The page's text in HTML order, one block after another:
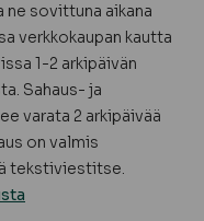
sovittuna aikana
verkkokaupan kautta
1-2 arkipäivän
Sahaus- ja
varata 2 arkipäivää
on valmis
tekstiviestitse.